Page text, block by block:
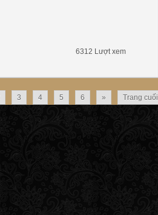
6312 Lượt xem
3 4 5 6 » Trang cuối